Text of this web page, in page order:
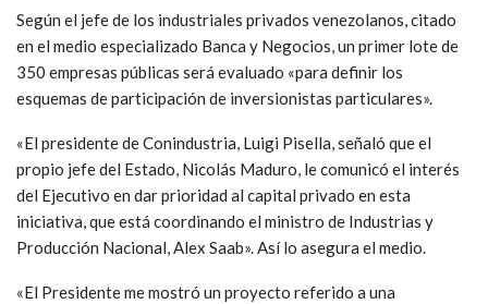
Según el jefe de los industriales privados venezolanos, citado
en el medio especializado Banca y Negocios, un primer lote de
350 empresas públicas será evaluado «para definir los
esquemas de participación de inversionistas particulares».
«El presidente de Conindustria, Luigi Pisella, señaló que el
propio jefe del Estado, Nicolás Maduro, le comunicó el interés
del Ejecutivo en dar prioridad al capital privado en esta
iniciativa, que está coordinando el ministro de Industrias y
Producción Nacional, Alex Saab». Así lo asegura el medio.
«El Presidente me mostró un proyecto referido a una